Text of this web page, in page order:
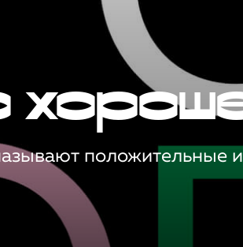
положительные